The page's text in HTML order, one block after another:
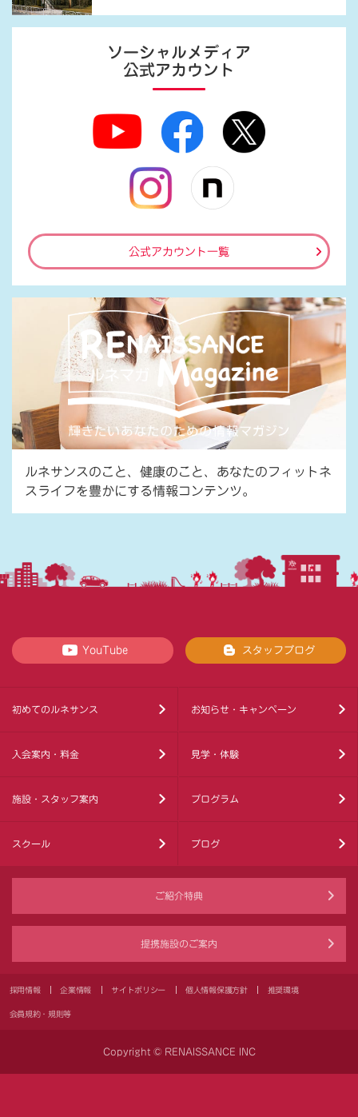
ソーシャルメディア
公式アカウント
公式アカウント一覧
ルネサンスのこと、健康のこと、あなたのフィットネ
スライフを豊かにする情報コンテンツ。
YouTube スタッフブログ
初めてのルネサンス お知らせ・キャンペーン
入会案内・料金 見学・体験
施設・スタッフ案内 プログラム
スクール ブログ
ご紹介特典
提携施設のご案内
採用情報 企業情報 サイトポリシー 個人情報保護方針 推奨環境
会員規約・規則等
Copyright © RENAISSANCE INC